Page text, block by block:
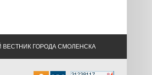
ГОРОДА СМОЛЕНСКА